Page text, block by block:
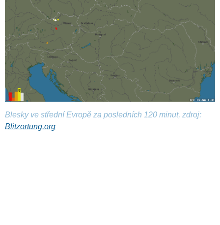
Blesky ve střední Evropě za posledních 120 minut, zdroj:
Blitzortung.org